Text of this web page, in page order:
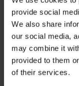
provide social
We also share
our social media,
may combine it
provided to them
of their services.
BESTSELLER